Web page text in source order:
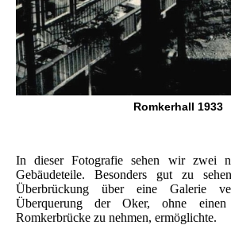
Romkerhall 1933
In dieser Fotografie sehen wir zwei
Gebäudeteile. Besonders gut zu
Überbrückung über eine Galerie
Überquerung der Oker, ohne
Romkerbrücke zu nehmen, ermöglichte.